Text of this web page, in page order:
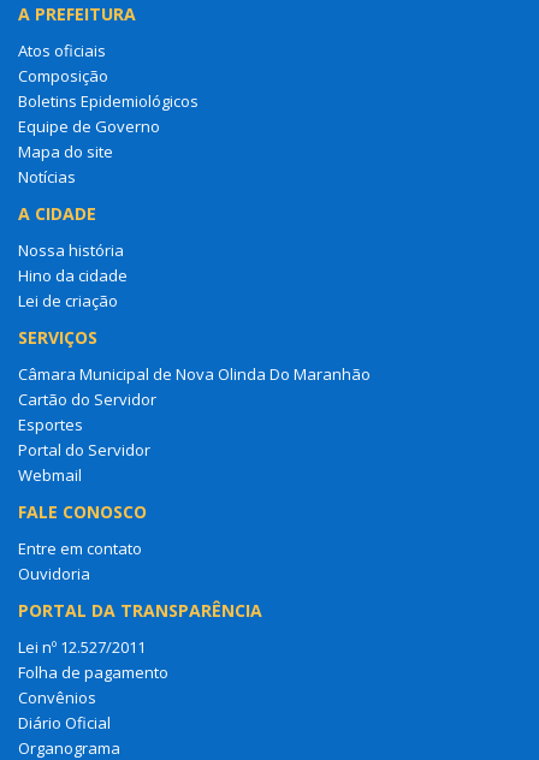
A PREFEITURA
Atos oficiais
Composição
Boletins Epidemiológicos
Equipe de Governo
Mapa do site
Notícias
A CIDADE
Nossa história
Hino da cidade
Lei de criação
SERVIÇOS
Câmara Municipal de Nova Olinda Do Maranhão
Cartão do Servidor
Esportes
Portal do Servidor
Webmail
FALE CONOSCO
Entre em contato
Ouvidoria
PORTAL DA TRANSPARÊNCIA
Lei nº 12.527/2011
Folha de pagamento
Convênios
Diário Oficial
Organograma